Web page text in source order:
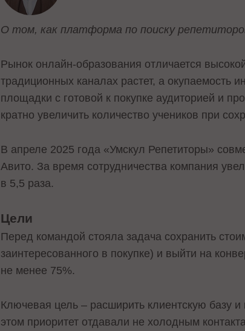
О том, как платформа по поиску
Рынок онлайн-образования отличается
традиционных каналах растет, а окупаемость
площадки с готовой к покупке аудиторией и
кратно увеличить количество учеников при
В апреле 2025 года «Умскул Репетиторы»
Авито. За время сотрудничества компания
в 5,5 раза.
Цели
Перед командой стояла задача сохранить
заинтересованного в покупке) и выйти на
не менее 75%.
Ключевая цель – расширить клиентскую базу
этом приоритет отдавали не холодным